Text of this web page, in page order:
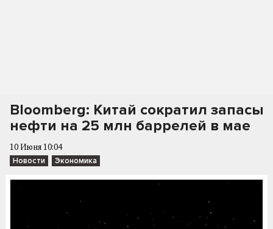
Bloomberg: Китай сократил запасы
нефти на 25 млн баррелей в мае
10 Июня 10:04
Новости Экономика